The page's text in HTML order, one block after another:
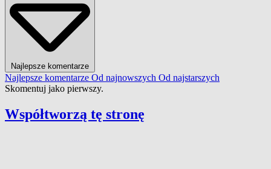
Najlepsze komentarze
Najlepsze komentarze Od najnowszych Od najstarszych
Skomentuj jako pierwszy.
Współtworzą tę stronę